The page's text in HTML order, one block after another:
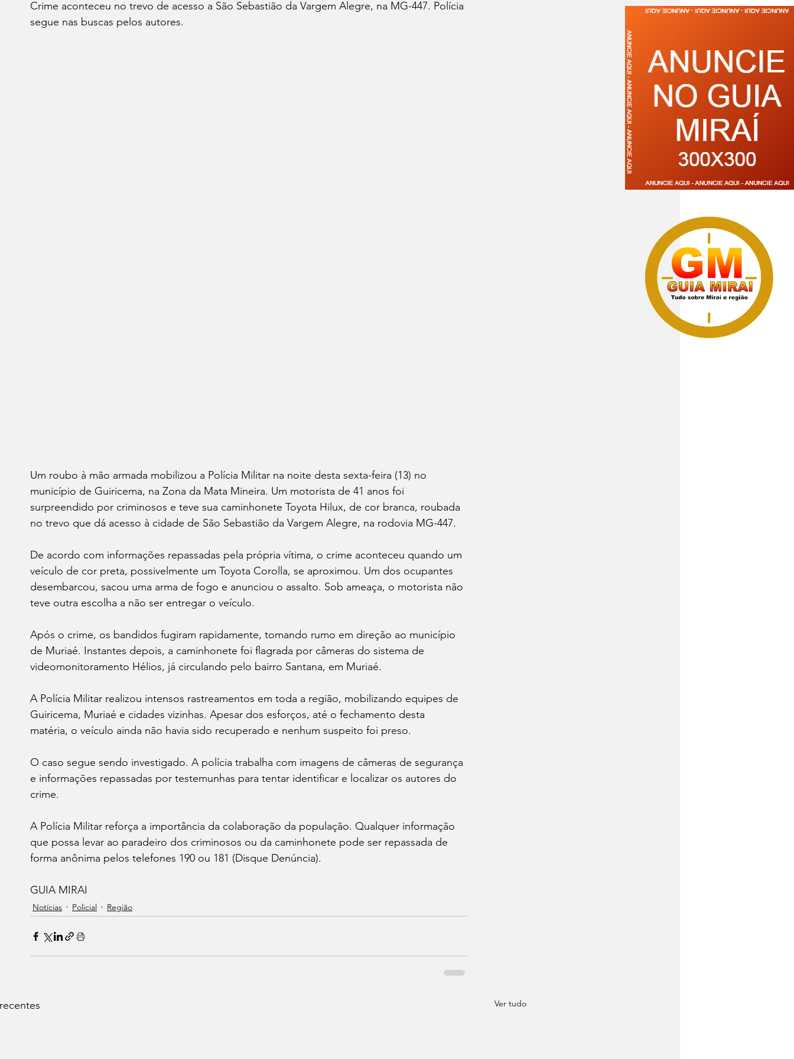
Crime aconteceu no trevo de acesso a São Sebastião da Vargem Alegre, na MG-447. Polícia
segue nas buscas pelos autores.
Um roubo à mão armada mobilizou a Polícia Militar na noite desta sexta-feira (13) no
município de Guiricema, na Zona da Mata Mineira. Um motorista de 41 anos foi
surpreendido por criminosos e teve sua caminhonete Toyota Hilux, de cor branca, roubada
no trevo que dá acesso à cidade de São Sebastião da Vargem Alegre, na rodovia MG-447.
De acordo com informações repassadas pela própria vítima, o crime aconteceu quando um
veículo de cor preta, possivelmente um Toyota Corolla, se aproximou. Um dos ocupantes
desembarcou, sacou uma arma de fogo e anunciou o assalto. Sob ameaça, o motorista não
teve outra escolha a não ser entregar o veículo.
Após o crime, os bandidos fugiram rapidamente, tomando rumo em direção ao município
de Muriaé. Instantes depois, a caminhonete foi flagrada por câmeras do sistema de
videomonitoramento Hélios, já circulando pelo bairro Santana, em Muriaé.
A Polícia Militar realizou intensos rastreamentos em toda a região, mobilizando equipes de
Guiricema, Muriaé e cidades vizinhas. Apesar dos esforços, até o fechamento desta
matéria, o veículo ainda não havia sido recuperado e nenhum suspeito foi preso.
O caso segue sendo investigado. A polícia trabalha com imagens de câmeras de segurança
e informações repassadas por testemunhas para tentar identificar e localizar os autores do
crime.
A Polícia Militar reforça a importância da colaboração da população. Qualquer informação
que possa levar ao paradeiro dos criminosos ou da caminhonete pode ser repassada de
forma anônima pelos telefones 190 ou 181 (Disque Denúncia).
GUIA MIRAI
Notícias Policial Região
Ver tudo